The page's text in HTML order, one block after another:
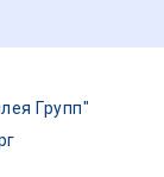
Групп"